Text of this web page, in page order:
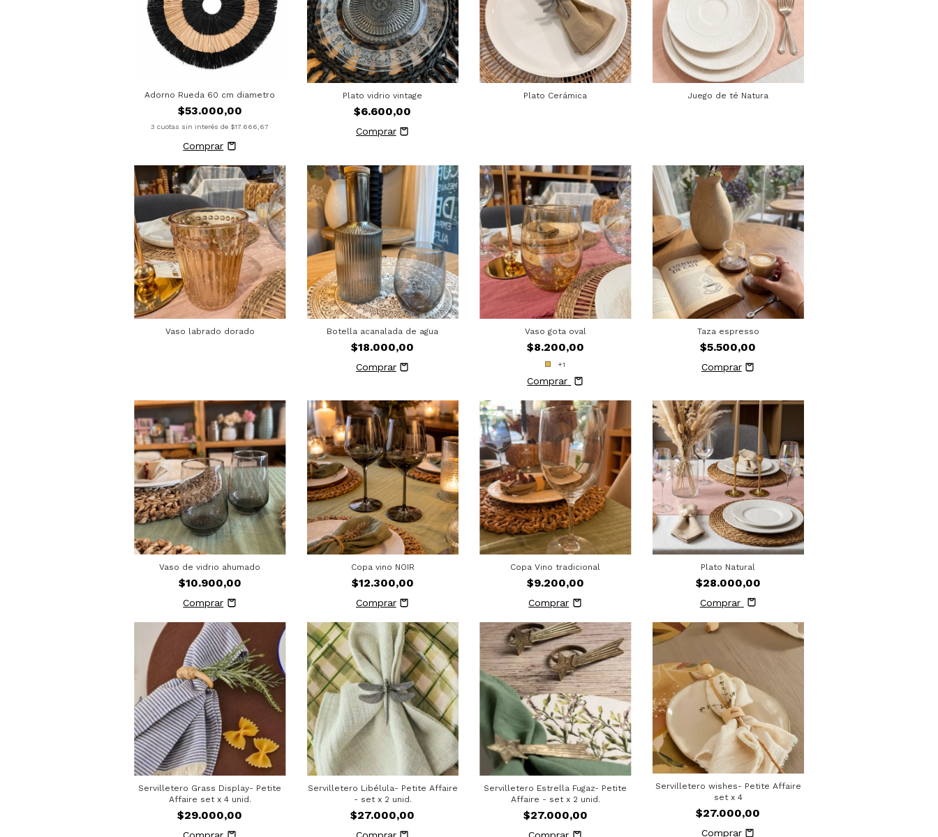
Adorno Rueda 60 cm diametro
$53.000,00
3 cuotas sin interés de $17.666,67
Plato vidrio vintage
$6.600,00
Plato Cerámica Juego de té Natura
Vaso labrado dorado Botella acanalada de agua
$18.000,00
Vaso gota oval
$8.200,00
+1
Comprar
Taza espresso
$5.500,00
Vaso de vidrio ahumado
$10.900,00
Copa vino NOIR
$12.300,00
Copa Vino tradicional
$9.200,00
Plato Natural
$28.000,00
Comprar
Servilletero Grass Display- Petite
Affaire set x 4 unid.
$29.000,00
Servilletero Libélula- Petite Affaire
- set x 2 unid.
$27.000,00
Servilletero Estrella Fugaz- Petite
Affaire - set x 2 unid.
$27.000,00
Servilletero wishes- Petite Affaire
set x 4
$27.000,00